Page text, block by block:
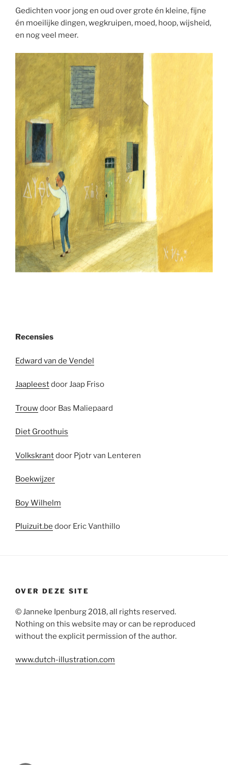
Gedichten voor jong en oud over grote én kleine, fijne
én moeilijke dingen, wegkruipen, moed, hoop, wijsheid,
en nog veel meer.
Recensies
Edward van de Vendel
Jaapleestdoor Jaap Friso
Trouwdoor Bas Maliepaard
Diet Groothuis
Volkskrantdoor Pjotr van Lenteren
Boekwijzer
Boy Wilhelm
Pluizuit.be door Eric Vanthillo
OVER DEZE SITE
© Janneke Ipenburg 2018, all rights reserved.
Nothing on this website may or can be reproduced
without the explicit permission of the author.
www.dutch-illustration.com